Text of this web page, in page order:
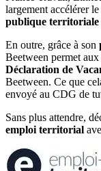
largement accélérer le
publique territoriale
En outre, grâce à son
Beetween permet aux
Déclaration de
Beetween. Ce que
envoyé au CDG de
Sans plus attendre,
emploi territorial